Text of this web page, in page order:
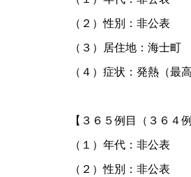
（２）性別：非公表
（３）居住地：海士町
（４）症状：発熱（
【３６５例目（３６４
（１）年代：非公表
（２）性別：非公表